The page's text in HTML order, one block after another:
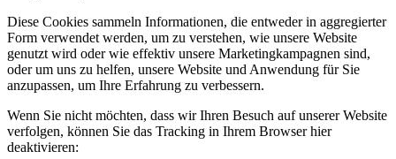
Diese Cookies sammeln Informationen, die entweder in aggregierter
Form verwendet werden, um zu verstehen, wie unsere Website
genutzt wird oder wie effektiv unsere Marketingkampagnen sind,
oder um uns zu helfen, unsere Website und Anwendung für Sie
anzupassen, um Ihre Erfahrung zu verbessern.
Wenn Sie nicht möchten, dass wir Ihren Besuch auf unserer Website
verfolgen, können Sie das Tracking in Ihrem Browser hier
deaktivieren: